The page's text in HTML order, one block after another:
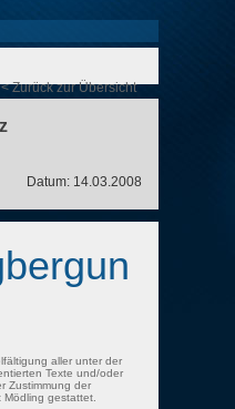
< Zurück zur Übersicht
Datum: 14.03.2008
aller unter der
Texte und/oder
Zustimmung der
gestattet.